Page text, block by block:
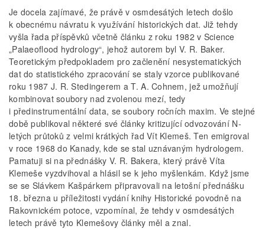
Je docela zajímavé, že právě v osmdesátých letech došlo
k obecnému návratu k využívání historických dat. Již tehdy
vyšla řada příspěvků včetně článku z roku 1982 v Science
„Palaeoflood hydrology“, jehož autorem byl V. R. Baker.
Teoretickým předpokladem pro začlenění nesystematických
dat do statistického zpracování se staly vzorce publikované
roku 1987 J. R. Stedingerem a T. A. Cohnem, jež umožňují
kombinovat soubory nad zvolenou mezí, tedy
i předinstrumentální data, se soubory ročních maxim. Ve stejné
době publikoval některé své články kritizující odvozování N-
letých průtoků z velmi krátkých řad Vít Klemeš. Ten emigroval
v roce 1968 do Kanady, kde se stal uznávaným hydrologem.
Pamatuji si na přednášky V. R. Bakera, který právě Víta
Klemeše vyzdvihoval a hlásil se k jeho myšlenkám. Když jsme
se se Slávkem Kašpárkem připravovali na letošní přednášku
18. března u příležitosti vydání knihy Historické povodně na
Rakovnickém potoce, vzpomínal, že tehdy v osmdesátých
letech právě tyto Klemešovy články měl a znal.